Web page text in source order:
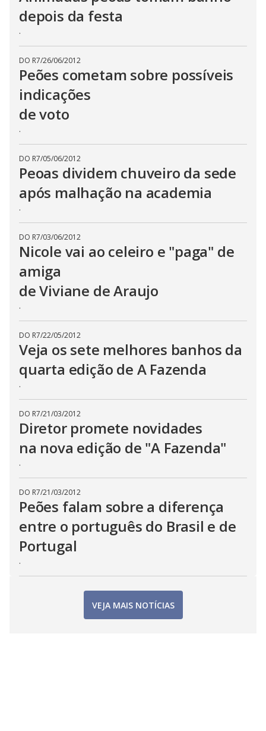
depois da festa
.
DO R7/26/06/2012
Peões cometam sobre possíveis
indicações
de voto
.
DO R7/05/06/2012
Peoas dividem chuveiro da sede
após malhação na academia
.
DO R7/03/06/2012
Nicole vai ao celeiro e "paga" de
amiga
de Viviane de Araujo
.
DO R7/22/05/2012
Veja os sete melhores banhos da
quarta edição de A Fazenda
.
DO R7/21/03/2012
Diretor promete novidades
na nova edição de "A Fazenda"
.
DO R7/21/03/2012
Peões falam sobre a diferença
entre o português do Brasil e de
Portugal
.
VEJA MAIS NOTÍCIAS